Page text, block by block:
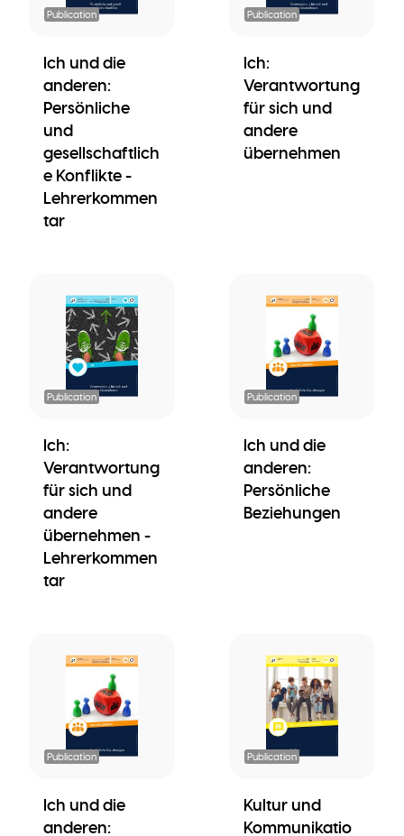
Publication
Ich und die
anderen:
Persönliche
und
gesellschaftlich
e Konflikte -
Lehrerkommen
tar
Publication
Ich:
Verantwortung
für sich und
andere
übernehmen
Publication
Ich:
Verantwortung
für sich und
andere
übernehmen -
Lehrerkommen
tar
Publication
Ich und die
anderen:
Persönliche
Beziehungen
Publication
Ich und die
anderen:
Publication
Kultur und
Kommunikatio